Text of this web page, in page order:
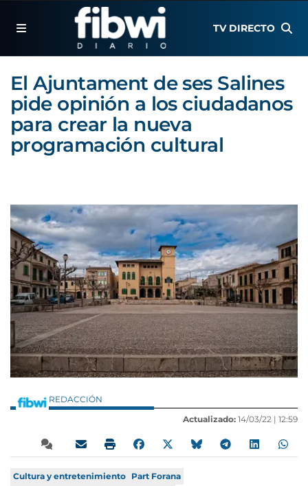
TV DIRECTO
El Ajuntament de ses Salines
pide opinión a los ciudadanos
para crear la nueva
programación cultural
REDACCIÓN
Actualizado: 14/03/22 | 12:59
Cultura y entretenimiento Part Forana